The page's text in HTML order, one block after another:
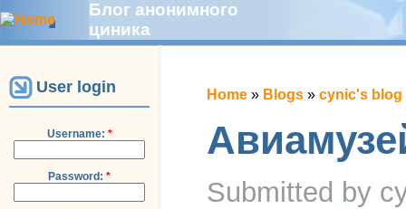
Блог анонимного
циника
User login
Username: *
Password: *
Home » Blogs » cynic's blog
Submitted by